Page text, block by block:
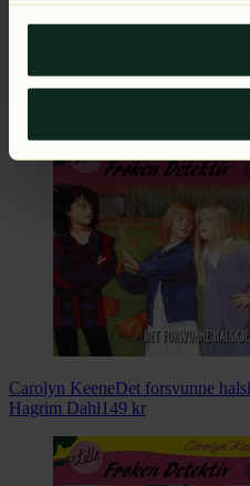
Carolyn KeeneGavemysterietDel
Carolyn KeeneDet forsvunne
Hagrim Dahl149 kr